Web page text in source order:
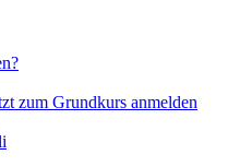
zum Grundkurs anmelden